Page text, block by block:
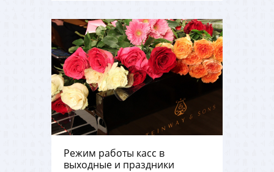
Режим работы касс в
выходные и праздники